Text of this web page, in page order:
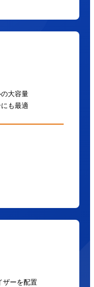
大容量
も最適
ザーを配置